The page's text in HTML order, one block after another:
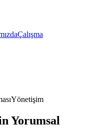
Çalışma
Yönetişim
Yorumsal